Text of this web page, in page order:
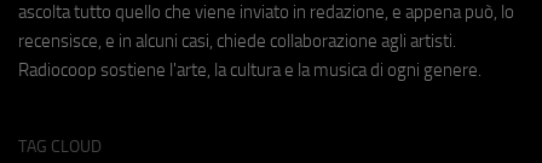
ascolta tutto quello che viene inviato in redazione, e appena può, lo
recensisce, e in alcuni casi, chiede collaborazione agli artisti.
Radiocoop sostiene l'arte, la cultura e la musica di ogni genere.
TAG CLOUD